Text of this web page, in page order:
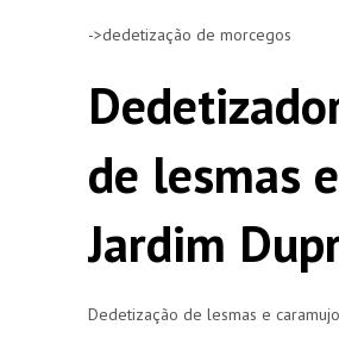
->dedetização de morcegos
de lesmas
Jardim
Dedetização de lesmas e